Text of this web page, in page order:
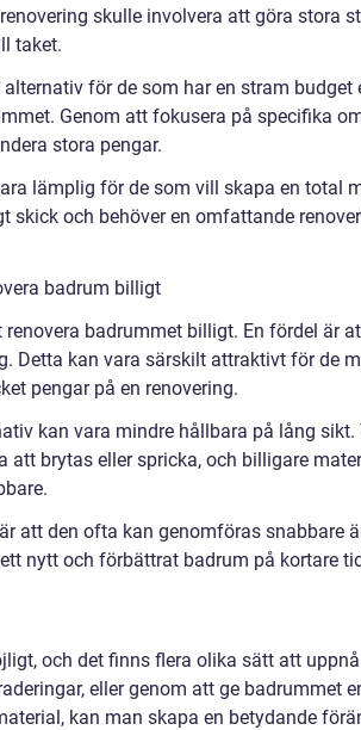
skulle involvera att göra stora
taket.
för de som har en stram budget
Genom att fokusera på specifika
stora pengar.
lämplig för de som vill skapa en total
skick och behöver en omfattande
badrum billigt
badrummet billigt. En fördel är
Detta kan vara särskilt attraktivt för de
pengar på en renovering.
kan vara mindre hållbara på lång sikt.
att brytas eller spricka, och billigare
att den ofta kan genomföras snabbare
nytt och förbättrat badrum på kortare
och det finns flera olika sätt att
eller genom att ge badrummet
kan man skapa en betydande